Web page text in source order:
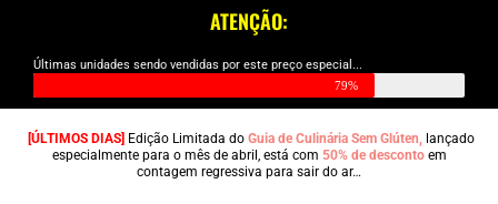
ATENÇÃO:
Últimas unidades sendo vendidas por este preço especial...
79%
[ÚLTIMOS DIAS] Edição Limitada do Guia de Culinária Sem Glúten, lançado
especialmente para o mês de abril, está com 50% de desconto em
contagem regressiva para sair do ar…